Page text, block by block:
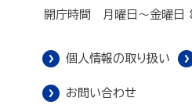
開庁時間 月曜日～金曜
個人情報の取り扱い
お問い合わせ